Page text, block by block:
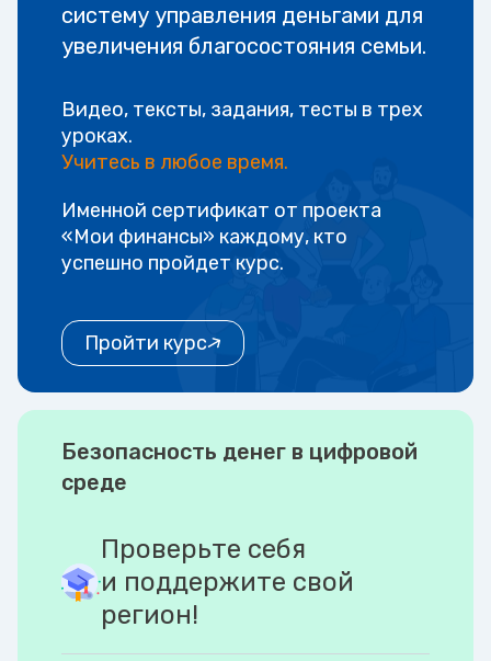
систему управления деньгами для
увеличения благосостояния семьи.
Видео, тексты, задания, тесты в трех
уроках.
Учитесь в любое время.
Именной сертификат от проекта
«Мои финансы» каждому, кто
успешно пройдет курс.
Пройти курс
Безопасность денег в цифровой
среде
Проверьте себя
и поддержите свой
регион!